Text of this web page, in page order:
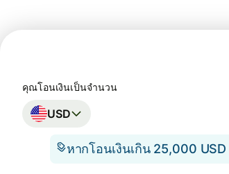
คุณโอนเงินเป็นจำนวน
USD
หากโอนเงินเกิน 25,000